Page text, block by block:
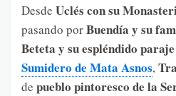
Desde Uclés con su
pasando porBuendía y su
Beteta y su espléndido paraje
Sumidero de Mata Asnos,
de pueblo pintoresco de la